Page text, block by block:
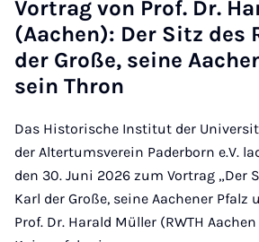
Vor­trag von Prof. Dr.
(Aachen): Der Sitz des
der Große, seine
sein Thron
Das Historische Institut der
der Altertumsverein Paderborn e.V.
den 30. Juni 2026 zum Vortrag „Der
Karl der Große, seine Aachener Pfalz
Prof. Dr. Harald Müller (RWTH